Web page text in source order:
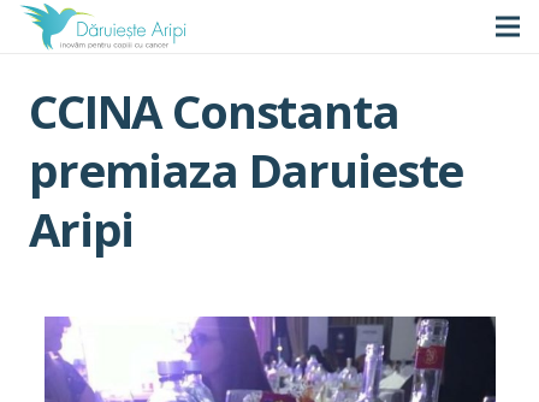
CCINA Constanta
premiaza Daruieste
Aripi